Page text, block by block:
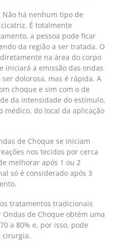
há nenhum tipo de
É totalmente
a pessoa pode ficar
da região a ser tratada. O
na área do corpo
iniciará a emissão das ondas
dolorosa, mas é rápida. A
choque e sim com o de
da intensidade do estímulo,
médico, do local da aplicação
de Choque se iniciam
nos tecidos por cerca
melhorar após 1 ou 2
só é considerado após 3
tratamentos tradicionais
de Choque obtém uma
a 80% e, por isso, pode
cirurgia.